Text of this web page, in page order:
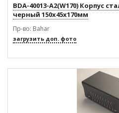
BDA-40013-A2(W170) Корпус
черный 150x45x170мм
Пр-во: Bahar
загрузить доп. фото